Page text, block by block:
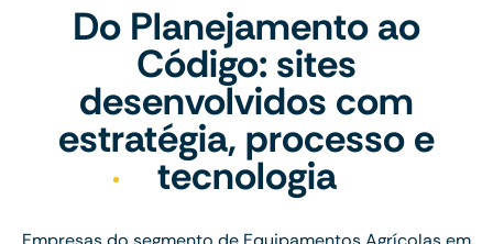
Do Planejamento ao
Código: sites
desenvolvidos com
estratégia, processo e
tecnologia